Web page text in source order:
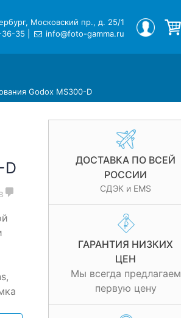
Московский пр., д. 25/1
36-35
info@foto-gamma.ru
МОЙ ПРОФИЛЬ
Godox MS300-D
ДОСТАВКА ПО ВСЕЙ
РОССИИ
СДЭК и EMS
ГАРАНТИЯ НИЗКИХ
ЦЕН
Мы всегда предлагаем
первую цену
D